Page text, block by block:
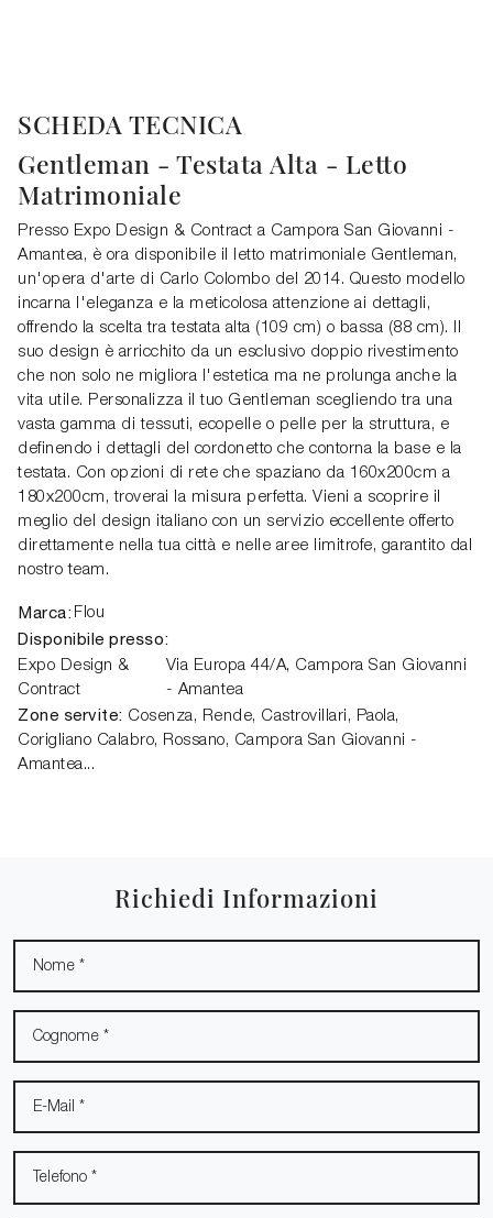
SCHEDA TECNICA
Gentleman - Testata Alta - Letto
Matrimoniale
Presso Expo Design & Contract a Campora San Giovanni -
Amantea, è ora disponibile il letto matrimoniale Gentleman,
un'opera d'arte di Carlo Colombo del 2014. Questo modello
incarna l'eleganza e la meticolosa attenzione ai dettagli,
offrendo la scelta tra testata alta (109 cm) o bassa (88 cm). Il
suo design è arricchito da un esclusivo doppio rivestimento
che non solo ne migliora l'estetica ma ne prolunga anche la
vita utile. Personalizza il tuo Gentleman scegliendo tra una
vasta gamma di tessuti, ecopelle o pelle per la struttura, e
definendo i dettagli del cordonetto che contorna la base e la
testata. Con opzioni di rete che spaziano da 160x200cm a
180x200cm, troverai la misura perfetta. Vieni a scoprire il
meglio del design italiano con un servizio eccellente offerto
direttamente nella tua città e nelle aree limitrofe, garantito dal
nostro team.
Marca: Flou
Disponibile presso:
Expo Design &
Contract
Via Europa 44/A, Campora San Giovanni
- Amantea
Zone servite: Cosenza, Rende, Castrovillari, Paola,
Corigliano Calabro, Rossano, Campora San Giovanni -
Amantea...
Richiedi Informazioni